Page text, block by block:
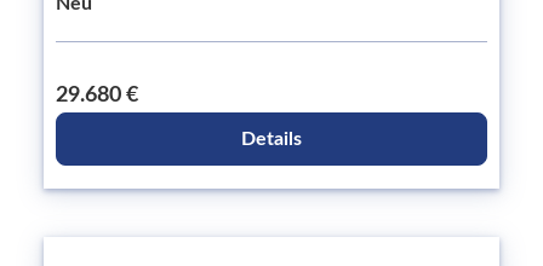
29.680 €
Details